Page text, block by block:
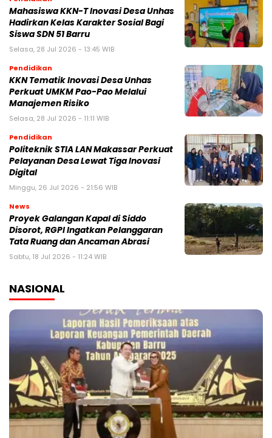
Mahasiswa KKN-T Inovasi Desa Unhas
Hadirkan Kelas Karakter Sosial Bagi
Siswa SDN 51 Barru
Selasa, 28 Jul 2026 - 13:45 WIB
Pendidikan
KKN Tematik Inovasi Desa Unhas
Perkuat UMKM Pao-Pao Melalui
Manajemen Risiko
Selasa, 28 Jul 2026 - 11:11 WIB
Pendidikan
Politeknik STIA LAN Makassar Perkuat
Pelayanan Desa Lewat Tiga Inovasi
Digital
Minggu, 26 Jul 2026 - 21:56 WIB
News
Proyek Galangan Kapal di Siddo
Disorot, RGPI Ingatkan Pelanggaran
Tata Ruang dan Ancaman Abrasi
Sabtu, 18 Jul 2026 - 11:24 WIB
NASIONAL